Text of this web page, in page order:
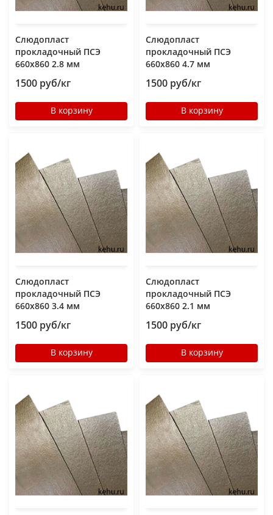
Слюдопласт
прокладочный ПСЭ
660x860 2.8 мм
1500 руб/кг
В корзину
Слюдопласт
прокладочный ПСЭ
660x860 4.7 мм
1500 руб/кг
В корзину
Слюдопласт
прокладочный ПСЭ
660x860 3.4 мм
1500 руб/кг
В корзину
Слюдопласт
прокладочный ПСЭ
660x860 2.1 мм
1500 руб/кг
В корзину